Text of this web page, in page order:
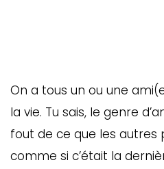
On a tous un ou une
la vie. Tu sais, le genre
fout de ce que les autres
comme si c’était la